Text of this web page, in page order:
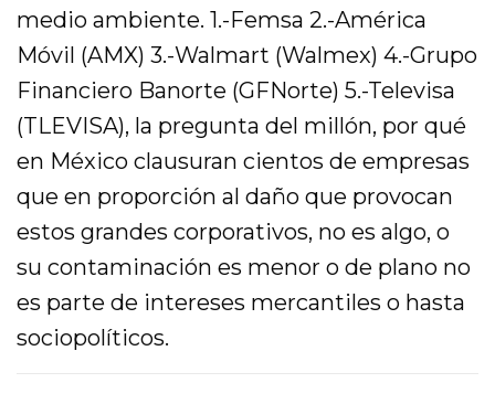
medio ambiente. 1.-Femsa 2.-América
Móvil (AMX) 3.-Walmart (Walmex) 4.-Grupo
Financiero Banorte (GFNorte) 5.-Televisa
(TLEVISA), la pregunta del millón, por qué
en México clausuran cientos de empresas
que en proporción al daño que provocan
estos grandes corporativos, no es algo, o
su contaminación es menor o de plano no
es parte de intereses mercantiles o hasta
sociopolíticos.